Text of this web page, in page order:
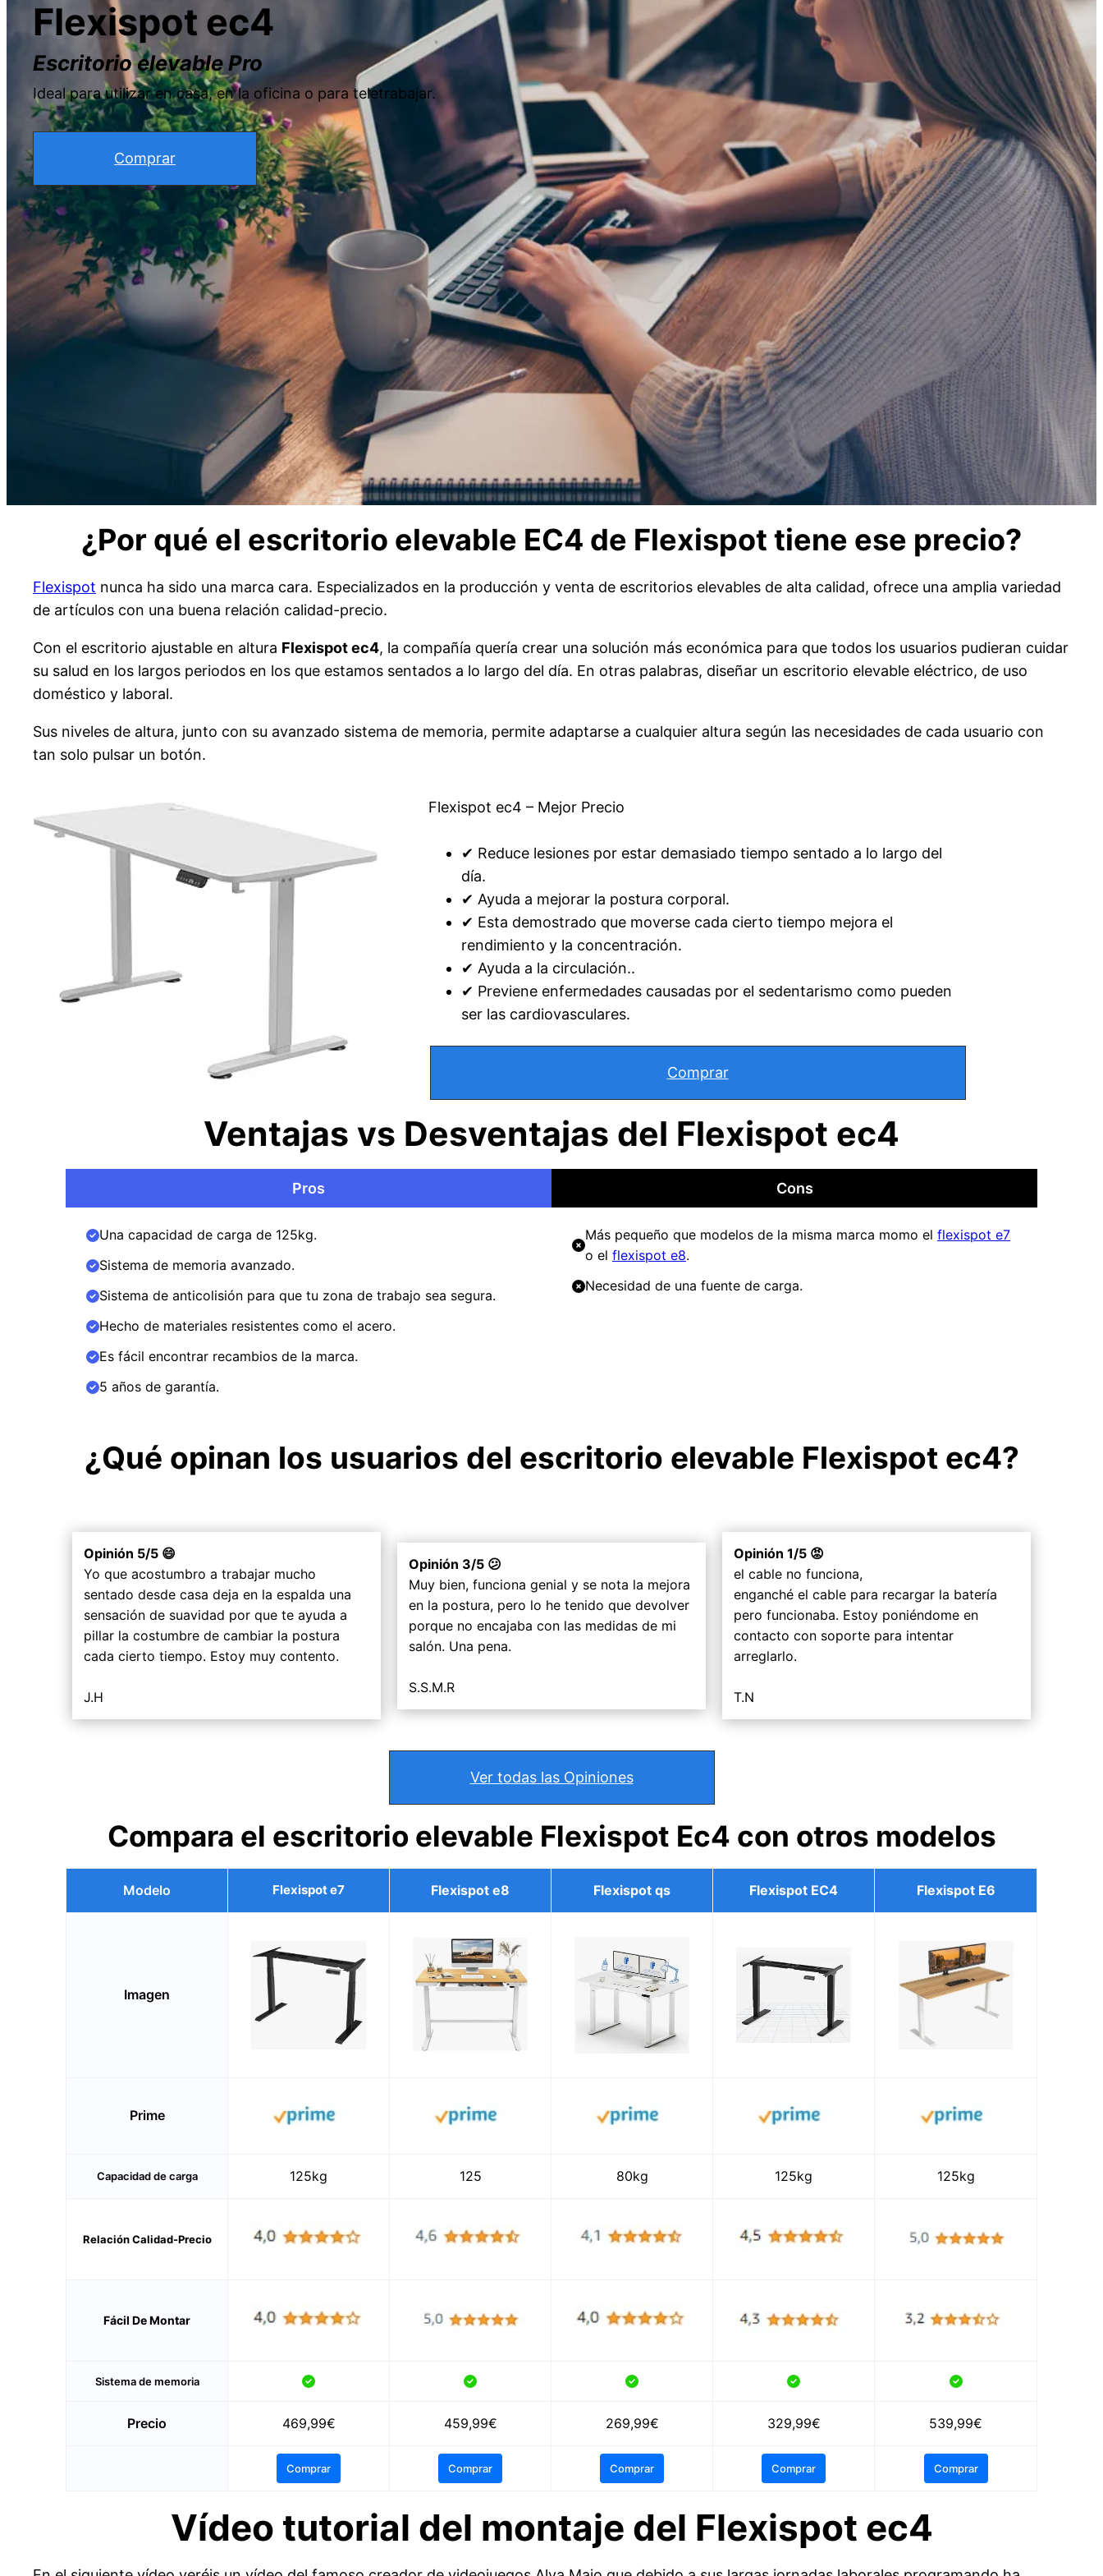
Flexispot ec4
Escritorio elevable Pro
Ideal para utilizar en casa, en la oficina o para teletrabajar.
Comprar
¿Por qué el escritorio elevable EC4 de Flexispot tiene ese precio?
Flexispot nunca ha sido una marca cara. Especializados en la producción y venta de escritorios elevables de alta calidad, ofrece una amplia variedad
de artículos con una buena relación calidad-precio.
Con el escritorio ajustable en altura Flexispot ec4, la compañía quería crear una solución más económica para que todos los usuarios pudieran cuidar
su salud en los largos periodos en los que estamos sentados a lo largo del día. En otras palabras, diseñar un escritorio elevable eléctrico, de uso
doméstico y laboral.
Sus niveles de altura, junto con su avanzado sistema de memoria, permite adaptarse a cualquier altura según las necesidades de cada usuario con
tan solo pulsar un botón.
Flexispot ec4 – Mejor Precio
✔ Reduce lesiones por estar demasiado tiempo sentado a lo largo del
día.
✔ Ayuda a mejorar la postura corporal.
✔ Esta demostrado que moverse cada cierto tiempo mejora el
rendimiento y la concentración.
✔ Ayuda a la circulación..
✔ Previene enfermedades causadas por el sedentarismo como pueden
ser las cardiovasculares.
Comprar
Ventajas vs Desventajas del Flexispot ec4
Pros
Una capacidad de carga de 125kg.
Sistema de memoria avanzado.
Sistema de anticolisión para que tu zona de trabajo sea segura.
Hecho de materiales resistentes como el acero.
Es fácil encontrar recambios de la marca.
5 años de garantía.
Cons
Más pequeño que modelos de la misma marca momo el flexispot e7
o el flexispot e8.
Necesidad de una fuente de carga.
¿Qué opinan los usuarios del escritorio elevable Flexispot ec4?
Opinión 5/5 😄
Yo que acostumbro a trabajar mucho
sentado desde casa deja en la espalda una
sensación de suavidad por que te ayuda a
pillar la costumbre de cambiar la postura
cada cierto tiempo. Estoy muy contento.
J.H
Opinión 3/5 😕
Muy bien, funciona genial y se nota la mejora
en la postura, pero lo he tenido que devolver
porque no encajaba con las medidas de mi
salón. Una pena.
S.S.M.R
Opinión 1/5 😡
el cable no funciona,
enganché el cable para recargar la batería
pero funcionaba. Estoy poniéndome en
contacto con soporte para intentar
arreglarlo.
T.N
Ver todas las Opiniones
Compara el escritorio elevable Flexispot Ec4 con otros modelos
Modelo Flexispot e7 Flexispot e8 Flexispot qs Flexispot EC4 Flexispot E6
Imagen
Prime
Capacidad de carga 125kg 125 80kg 125kg 125kg
Relación Calidad-Precio
Fácil De Montar
Sistema de memoria
Precio 469,99€ 459,99€ 269,99€ 329,99€ 539,99€
Comprar Comprar Comprar Comprar Comprar
Vídeo tutorial del montaje del Flexispot ec4